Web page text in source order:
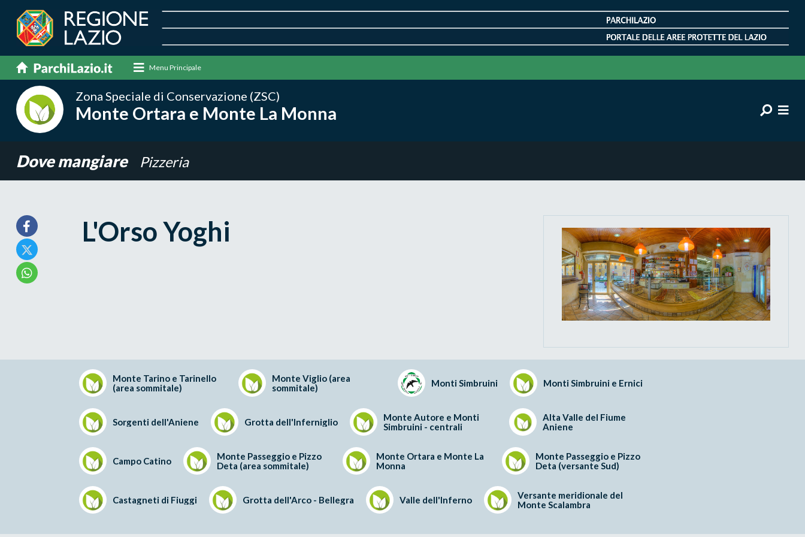
Menu Principale
Zona Speciale di Conservazione (ZSC)
Monte Ortara e Monte La Monna
Dove mangiare Pizzeria
L'Orso Yoghi
Monte Tarino e Tarinello
(area sommitale)
Monte Viglio (area
sommitale)
Monti Simbruini Monti Simbruini e Ernici
Sorgenti dell'Aniene Grotta dell'Inferniglio
Monte Autore e Monti
Simbruini - centrali
Alta Valle del Fiume
Aniene
Campo Catino
Monte Passeggio e Pizzo
Deta (area sommitale)
Monte Ortara e Monte La
Monna
Monte Passeggio e Pizzo
Deta (versante Sud)
Castagneti di Fiuggi Grotta dell'Arco - Bellegra Valle dell'Inferno
Versante meridionale del
Monte Scalambra